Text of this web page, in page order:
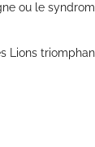
ou le
Lions